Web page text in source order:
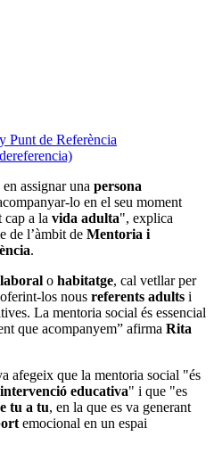
Punt de Referència
assignar una persona
lo en el seu moment
cap a la vida adulta", explica
de l’àmbit de Mentoria i
.
o habitatge, cal vetllar per
los nous referents adults i
La mentoria social és essencial
que acompanyem” afirma Rita
afegeix que la mentoria social "és
educativa" i que "es
tu a tu, en la que es va generant
emocional en un espai